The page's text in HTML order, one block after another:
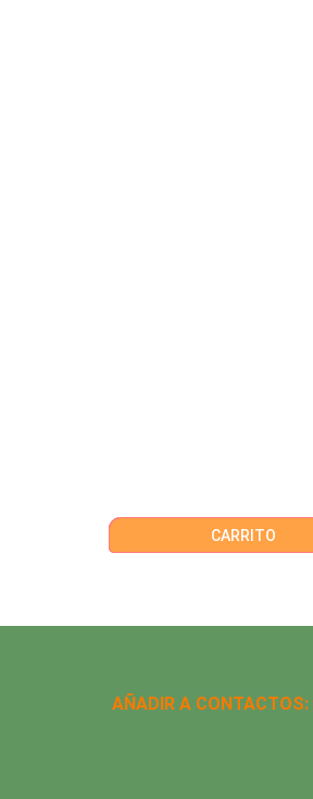
CARRITO
AÑADIR A CONTACTOS: